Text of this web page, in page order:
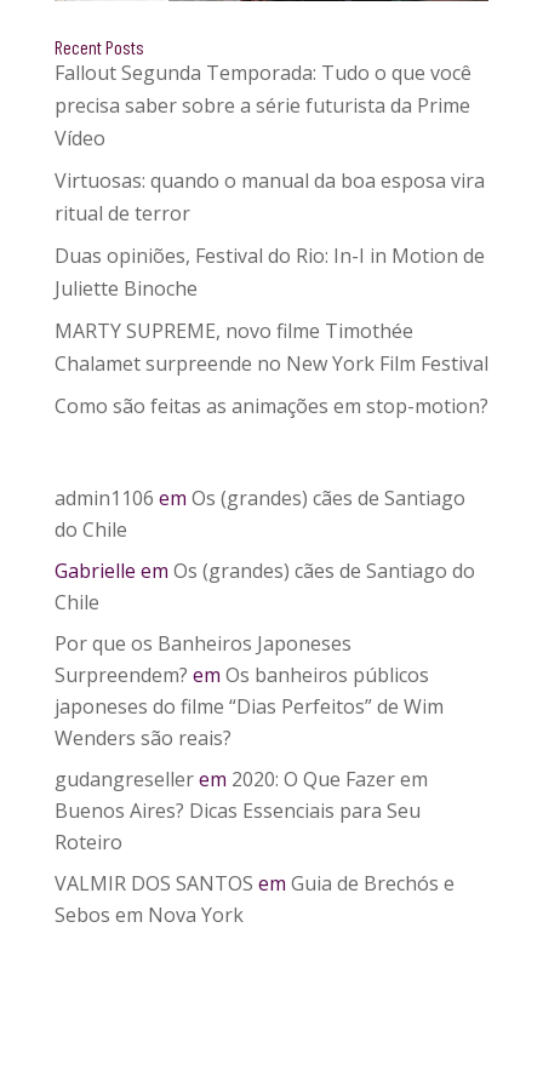
Recent Posts
Fallout Segunda Temporada: Tudo o que você
precisa saber sobre a série futurista da Prime
Vídeo
Virtuosas: quando o manual da boa esposa vira
ritual de terror
Duas opiniões, Festival do Rio: In-I in Motion de
Juliette Binoche
MARTY SUPREME, novo filme Timothée
Chalamet surpreende no New York Film Festival
Como são feitas as animações em stop-motion?
admin1106 em Os (grandes) cães de Santiago
do Chile
Gabrielle em Os (grandes) cães de Santiago do
Chile
Por que os Banheiros Japoneses
Surpreendem? em Os banheiros públicos
japoneses do filme “Dias Perfeitos” de Wim
Wenders são reais?
gudangresellerem 2020: O Que Fazer em
Buenos Aires? Dicas Essenciais para Seu
Roteiro
VALMIR DOS SANTOS em Guia de Brechós e
Sebos em Nova York